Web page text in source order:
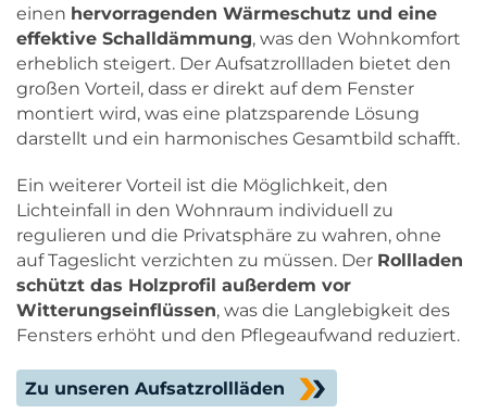
einen hervorragenden Wärmeschutz und eine
effektive Schalldämmung, was den Wohnkomfort
erheblich steigert. Der Aufsatzrollladen bietet den
großen Vorteil, dass er direkt auf dem Fenster
montiert wird, was eine platzsparende Lösung
darstellt und ein harmonisches Gesamtbild schafft.
Ein weiterer Vorteil ist die Möglichkeit, den
Lichteinfall in den Wohnraum individuell zu
regulieren und die Privatsphäre zu wahren, ohne
auf Tageslicht verzichten zu müssen. Der Rollladen
schützt das Holzprofil außerdem vor
Witterungseinflüssen, was die Langlebigkeit des
Fensters erhöht und den Pflegeaufwand reduziert.
Zu unseren Aufsatzrollläden